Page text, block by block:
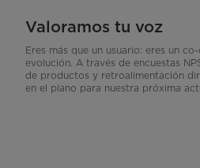
Valoramos tu voz
Eres más que un usuario: eres un
evolución. A través de encuestas
de productos y retroalimentación
en el plano para nuestra próxima